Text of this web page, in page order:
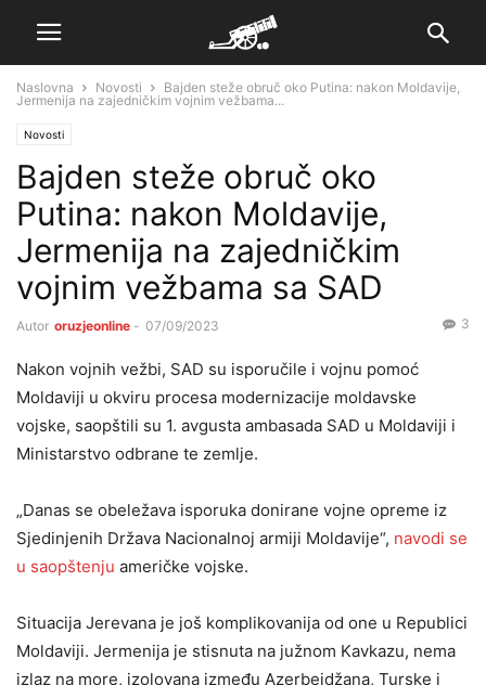
Naslovna Novosti
Bajden steže obruč oko Putina: nakon Moldavije,
Jermenija na zajedničkim vojnim vežbama...
Novosti
Bajden steže obruč oko
Putina: nakon Moldavije,
Jermenija na zajedničkim
vojnim vežbama sa SAD
Autor oruzjeonline - 07/09/2023 3
Nakon vojnih vežbi, SAD su isporučile i vojnu pomoć
Moldaviji u okviru procesa modernizacije moldavske
vojske, saopštili su 1. avgusta ambasada SAD u Moldaviji i
Ministarstvo odbrane te zemlje.
„Danas se obeležava isporuka donirane vojne opreme iz
Sjedinjenih Država Nacionalnoj armiji Moldavije“, navodi se
u saopštenju američke vojske.
Situacija Jerevana je još komplikovanija od one u Republici
Moldaviji. Jermenija je stisnuta na južnom Kavkazu, nema
izlaz na more, izolovana između Azerbejdžana, Turske i